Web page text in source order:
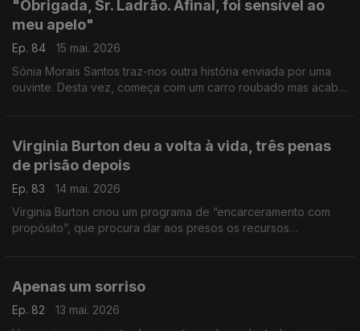
"Obrigada, Sr. Ladrão. Afinal, foi sensível ao
meu apelo"
Ep. 84
15 mai. 2026
Sónia Morais Santos traz-nos outra história enviada por uma
ouvinte. Desta vez, começa com um carro roubado mas acaba
Virginia Burton deu a volta à vida, três penas
de prisão depois
Ep. 83
14 mai. 2026
Virginia Burton criou um programa de “encarceramento com
propósito”, que procura dar aos presos os recursos
Apenas um sorriso
Ep. 82
13 mai. 2026